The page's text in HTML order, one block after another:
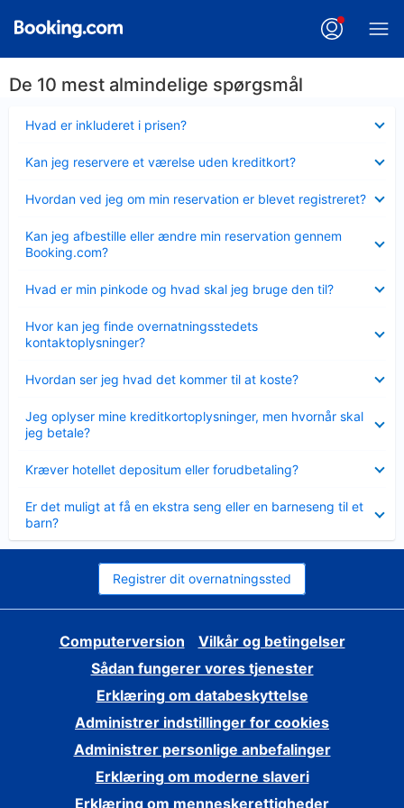
De 10 mest almindelige spørgsmål
Hvad er inkluderet i prisen?
Kan jeg reservere et værelse uden kreditkort?
Hvordan ved jeg om min reservation er blevet registreret?
Kan jeg afbestille eller ændre min reservation gennem
Booking.com?
Hvad er min pinkode og hvad skal jeg bruge den til?
Hvor kan jeg finde overnatningsstedets
kontaktoplysninger?
Hvordan ser jeg hvad det kommer til at koste?
Jeg oplyser mine kreditkortoplysninger, men hvornår skal
jeg betale?
Kræver hotellet depositum eller forudbetaling?
Er det muligt at få en ekstra seng eller en barneseng til et
barn?
Registrer dit overnatningssted
Computerversion
Vilkår og betingelser
Sådan fungerer vores tjenester
Erklæring om databeskyttelse
Administrer indstillinger for cookies
Administrer personlige anbefalinger
Erklæring om moderne slaveri
Erklæring om menneskerettigheder